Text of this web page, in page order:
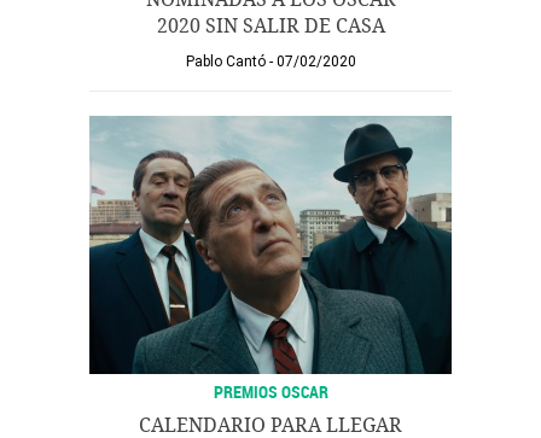
2020 SIN SALIR DE CASA
Pablo Cantó 07/02/2020
PREMIOS OSCAR
CALENDARIO PARA LLEGAR